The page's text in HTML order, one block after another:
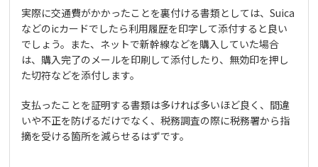
実際に交通費がかかったことを裏付ける書類としては、Suica
などのicカードでしたら利用履歴を印字して添付すると良い
でしょう。また、ネットで新幹線などを購入していた場合
は、購入完了のメールを印刷して添付したり、無効印を押し
た切符などを添付します。
支払ったことを証明する書類は多ければ多いほど良く、間違
いや不正を防げるだけでなく、税務調査の際に税務署から指
摘を受ける箇所を減らせるはずです。